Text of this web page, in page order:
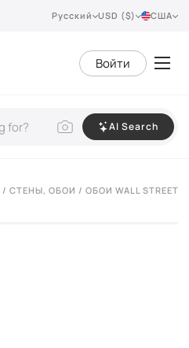
Русский USD ($) США
Войти
AI Search
/ СТЕНЫ, ОБОИ / ОБОИ WALL STREET